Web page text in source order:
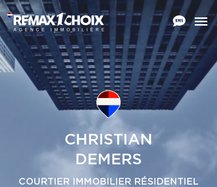
CHRISTIAN
DEMERS
COURTIER IMMOBILIER RÉSIDENTIEL